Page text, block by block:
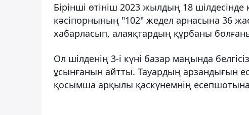
Бірінші өтініш 2023 жылдың 18
кәсіпорнының "102" жедел арнасына 36
хабарласып, алаяқтардың құрбаны
Ол шілденің 3-і күні базар маңында
ұсынғанын айтты. Тауардың арзандығын
қосымша арқылы қаскүнемнің есепшотына